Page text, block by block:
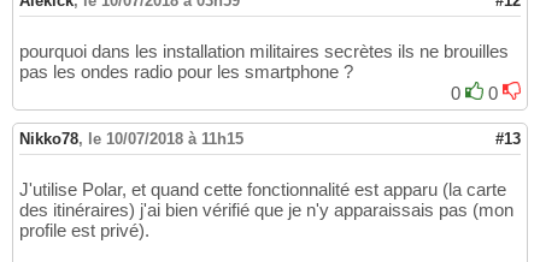
pourquoi dans les installation militaires secrètes ils ne brouilles
pas les ondes radio pour les smartphone ?
0
0
Nikko78, le 10/07/2018 à 11h15 #13
J'utilise Polar, et quand cette fonctionnalité est apparu (la carte
des itinéraires) j'ai bien vérifié que je n'y apparaissais pas (mon
profile est privé).